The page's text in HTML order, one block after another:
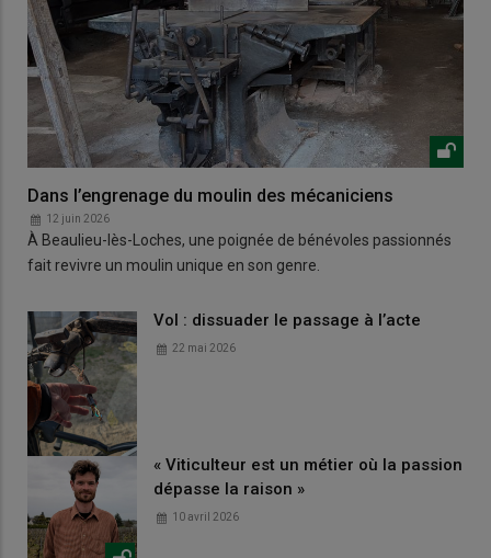
Dans l’engrenage du moulin des mécaniciens
12 juin 2026
À Beaulieu-lès-Loches, une poignée de bénévoles passionnés
fait revivre un moulin unique en son genre.
Vol : dissuader le passage à l’acte
22 mai 2026
« Viticulteur est un métier où la passion
dépasse la raison »
10 avril 2026